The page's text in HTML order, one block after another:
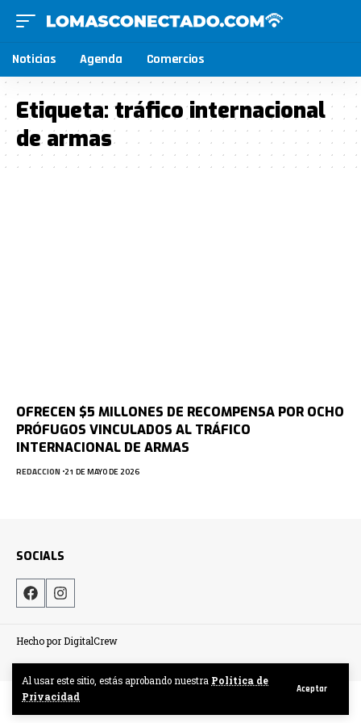
Al usar este sitio, estás aprobando nuestra Politica de
Privacidad
Aceptar
Noticias Agenda Comercios
Etiqueta:tráfico internacional
de armas
OFRECEN $5 MILLONES DE RECOMPENSA POR OCHO
PRÓFUGOS VINCULADOS AL TRÁFICO
INTERNACIONAL DE ARMAS
REDACCION 21 DE MAYO DE 2026
SOCIALS
Hecho por DigitalCrew